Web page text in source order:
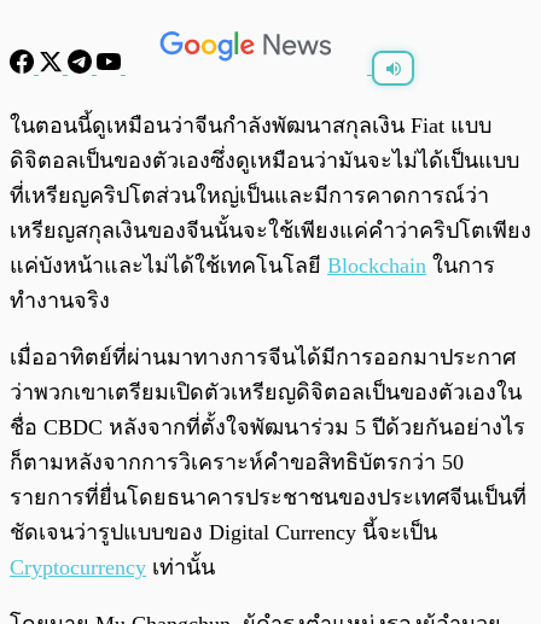
พร้อมเล่น
ในตอนนี้ดูเหมือนว่าจีนกำลังพัฒนาสกุลเงิน Fiat แบบ
ดิจิตอลเป็นของตัวเองซึ่งดูเหมือนว่ามันจะไม่ได้เป็นแบบ
ที่เหรียญคริปโตส่วนใหญ่เป็นและมีการคาดการณ์ว่า
เหรียญสกุลเงินของจีนนั้นจะใช้เพียงแค่คำว่าคริปโตเพียง
แค่บังหน้าและไม่ได้ใช้เทคโนโลยี Blockchain ในการ
ทำงานจริง
เมื่ออาทิตย์ที่ผ่านมาทางการจีนได้มีการออกมาประกาศ
ว่าพวกเขาเตรียมเปิดตัวเหรียญดิจิตอลเป็นของตัวเองใน
ชื่อ CBDC หลังจากที่ตั้งใจพัฒนาร่วม 5 ปีด้วยกันอย่างไร
ก็ตามหลังจากการวิเคราะห์คำขอสิทธิบัตรกว่า 50
รายการที่ยื่นโดยธนาคารประชาชนของประเทศจีนเป็นที่
ชัดเจนว่ารูปแบบของ Digital Currency นี้จะเป็น
Cryptocurrency เท่านั้น